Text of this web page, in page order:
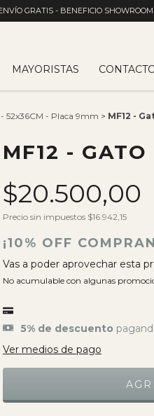
GRATIS - BENEFICIO
MAYORISTAS
- 52x36CM - Placa 9mm > MF12 -
MF12 - GATO
$20.500,00
Precio sin impuestos $16.942,15
¡10% OFF
Vas a poder aprovechar esta
No acumulable con algunas
5% de descuento
Ver medios de pago